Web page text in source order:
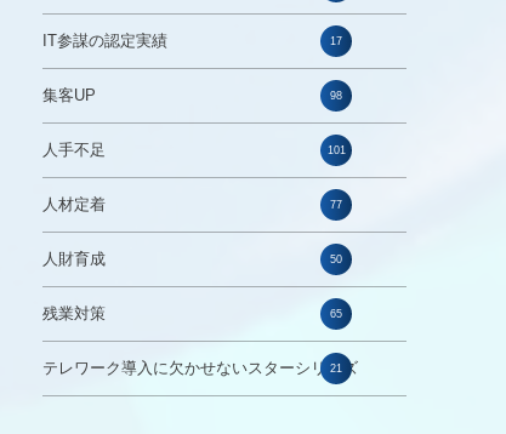
IT参謀の認定実績 17
集客UP 98
人手不足 101
人材定着 77
人財育成 50
残業対策 65
テレワーク導入に欠かせないスターシリーズ
21